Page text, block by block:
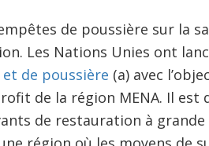
de poussière sur la
Les Nations Unies ont
de poussière (a) avec
de la région MENA. Il est
de restauration à